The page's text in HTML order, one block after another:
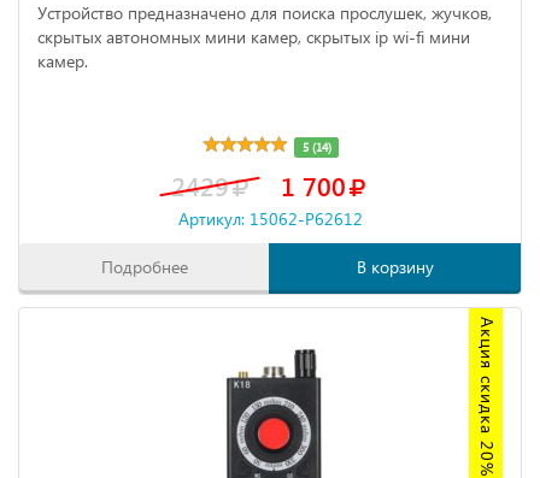
Устройство предназначено для поиска прослушек, жучков,
скрытых автономных мини камер, скрытых ip wi-fi мини
камер.
5 (14)
2429 1 700
Артикул: 15062-P62612
Подробнее В корзину
Акция скидка 20%